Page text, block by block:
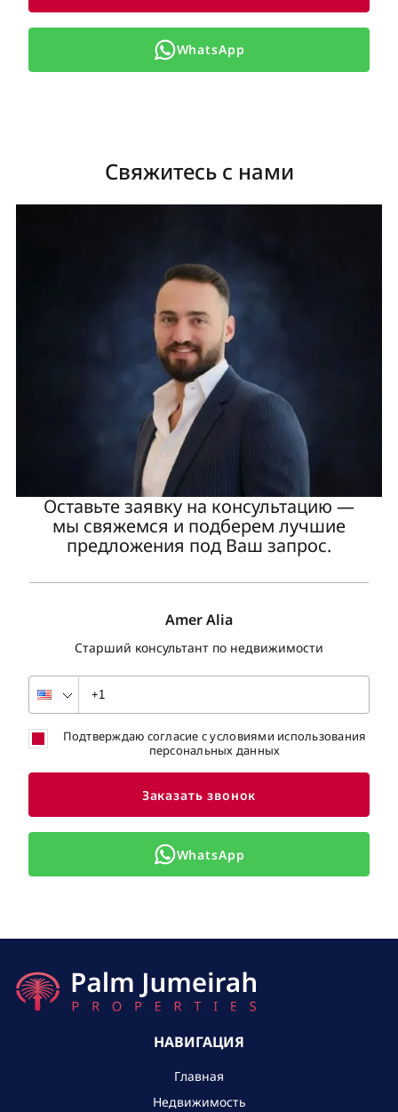
WhatsApp
Свяжитесь с нами
Оставьте заявку на консультацию —
мы свяжемся и подберем лучшие
предложения под Ваш запрос.
Amer Alia
Старший консультант по недвижимости
Подтверждаю согласие с условиями использования
персональных данных
Заказать звонок
WhatsApp
НАВИГАЦИЯ
Главная
Недвижимость